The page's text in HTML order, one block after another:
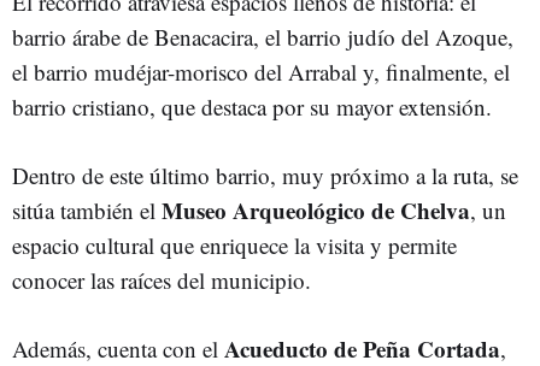
barrio árabe de Benacacira, el barrio judío del Azoque,
el barrio mudéjar-morisco del Arrabal y, finalmente, el
barrio cristiano, que destaca por su mayor extensión.
Dentro de este último barrio, muy próximo a la ruta, se
sitúa también el Museo Arqueológico de Chelva, un
espacio cultural que enriquece la visita y permite
conocer las raíces del municipio.
Además, cuenta con el Acueducto de Peña Cortada,